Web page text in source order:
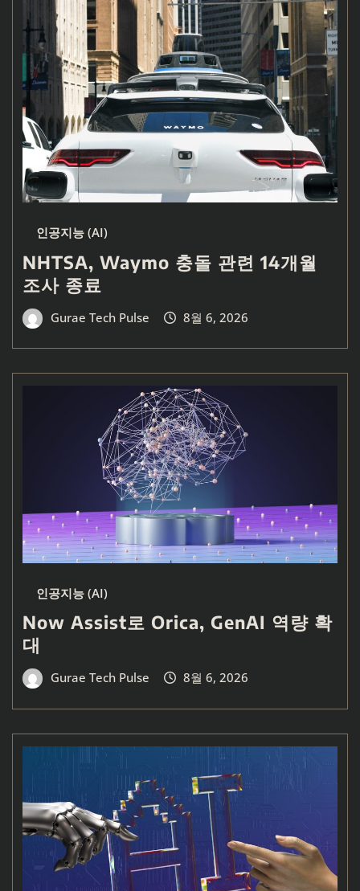
인공지능 (AI)
NHTSA, Waymo 충돌 관련 14개월
조사 종료
Gurae Tech Pulse 8월 6, 2026
인공지능 (AI)
Now Assist로 Orica, GenAI 역량 확
대
Gurae Tech Pulse 8월 6, 2026